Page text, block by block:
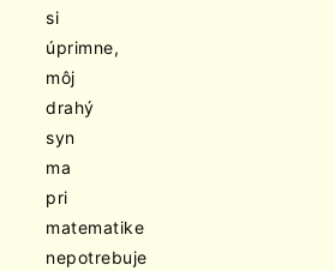
si
úprimne,
môj
drahý
syn
ma
pri
matematike
nepotrebuje